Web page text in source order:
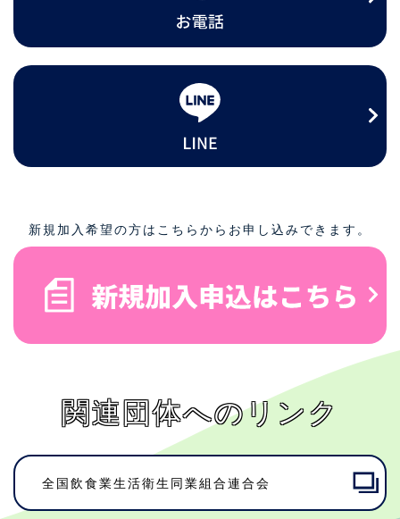
新規加入希望の方はこちらからお申し込みできます。
関連団体へのリンク
全国飲食業生活衛生同業組合連合会